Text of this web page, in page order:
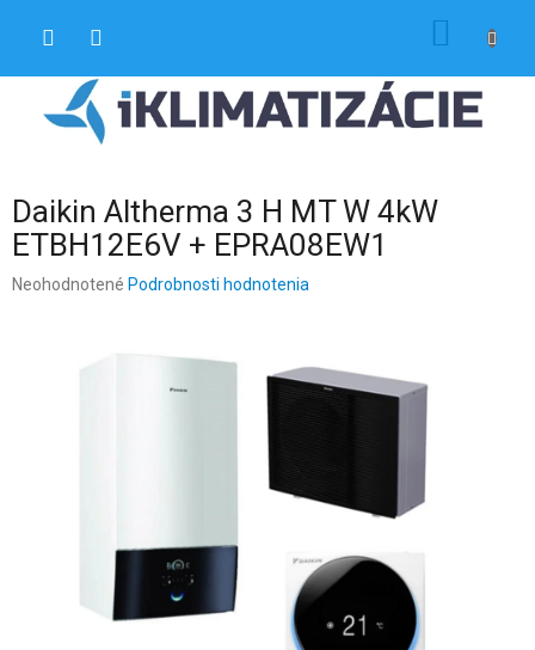
Daikin Altherma 3 H MT W 4kW
ETBH12E6V + EPRA08EW1
Priemerné
Neohodnotené Podrobnosti hodnotenia